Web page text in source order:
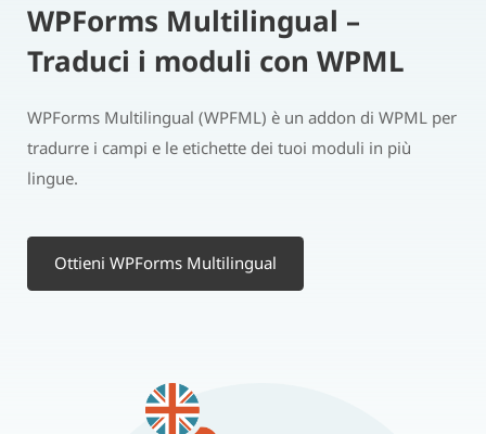
WPForms Multilingual –
Traduci i moduli con WPML
WPForms Multilingual (WPFML) è un addon di WPML per
tradurre i campi e le etichette dei tuoi moduli in più
lingue.
Ottieni WPForms Multilingual